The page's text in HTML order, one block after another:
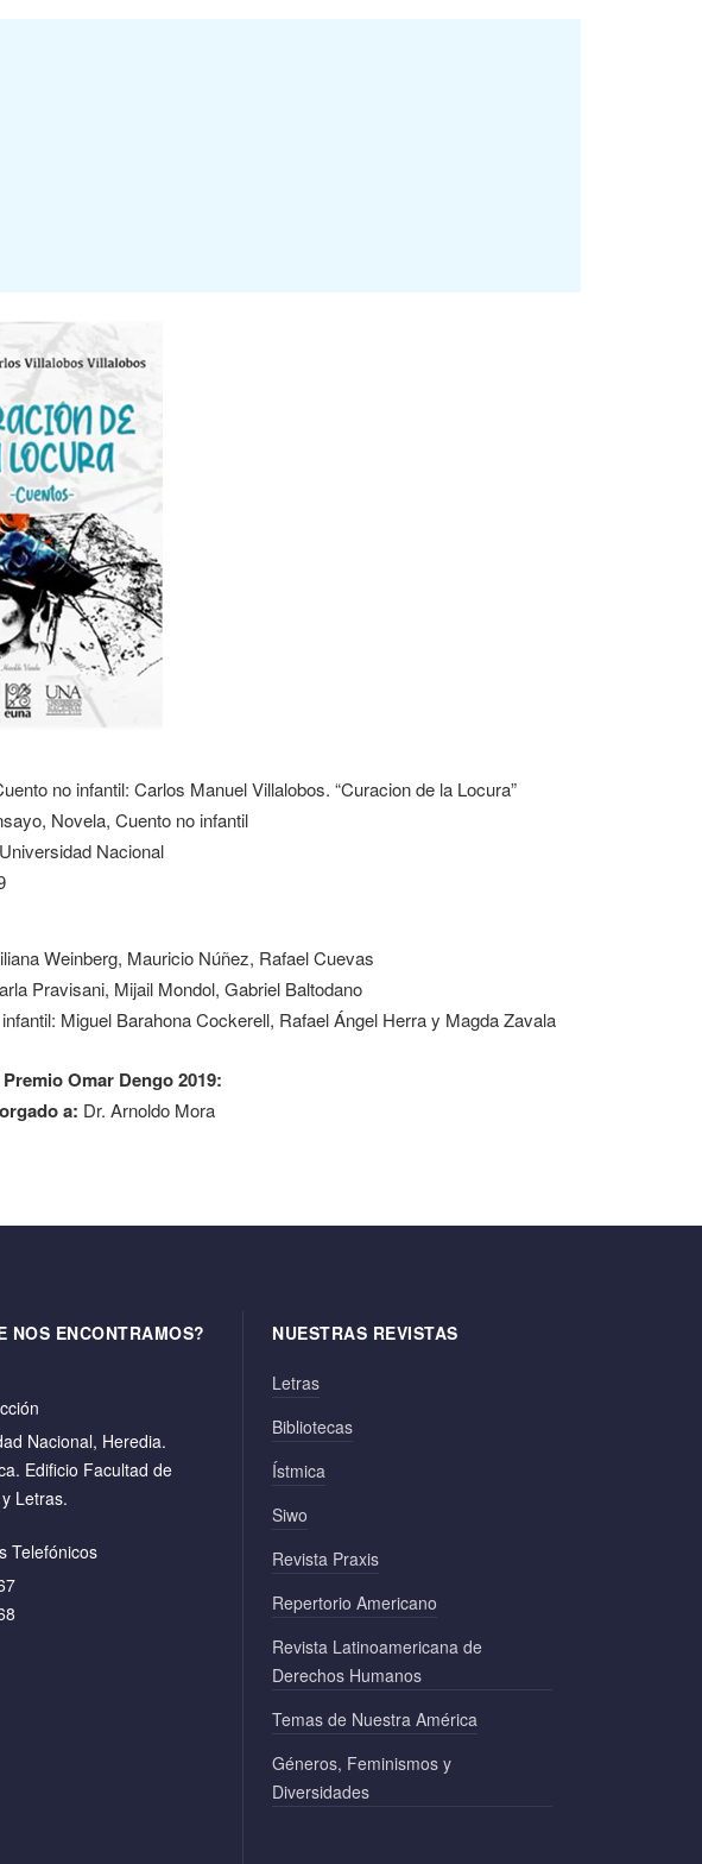
no infantil: Carlos Manuel Villalobos. “Curacion de la Locura”
Novela, Cuento no infantil
Nacional
Weinberg, Mauricio Núñez, Rafael Cuevas
Pravisani, Mijail Mondol, Gabriel Baltodano
Miguel Barahona Cockerell, Rafael Ángel Herra y Magda Zavala
Omar Dengo 2019:
a: Dr. Arnoldo Mora
NOS ENCONTRAMOS?
Nacional, Heredia.
Edificio Facultad de
Letras.
Telefónicos
NUESTRAS REVISTAS
Letras
Bibliotecas
Ístmica
Siwo
Revista Praxis
Repertorio Americano
Revista Latinoamericana de
Derechos Humanos
Temas de Nuestra América
Géneros, Feminismos y
Diversidades